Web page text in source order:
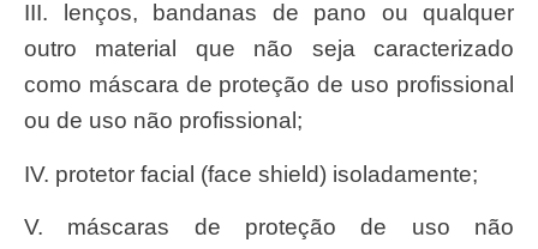
III. lenços, bandanas de pano ou qualquer
outro material que não seja caracterizado
como máscara de proteção de uso profissional
ou de uso não profissional;
IV. protetor facial (face shield) isoladamente;
V. máscaras de proteção de uso não